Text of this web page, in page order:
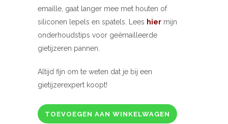
emaille, gaat langer mee met houten of
siliconen lepels en spatels. Lees hier mijn
onderhoudstips voor geëmailleerde
gietijzeren pannen.
Altijd fijn om te weten dat je bij een
gietijzerexpert koopt!
Berghoff
TOEVOEGEN AAN WINKELWAGEN